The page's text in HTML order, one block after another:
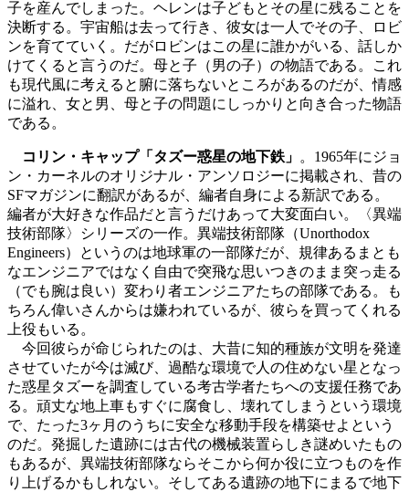
子を産んでしまった。ヘレンは子どもとその星に残ることを
決断する。宇宙船は去って行き、彼女は一人でその子、ロビ
ンを育てていく。だがロビンはこの星に誰かがいる、話しか
けてくると言うのだ。母と子（男の子）の物語である。これ
も現代風に考えると腑に落ちないところがあるのだが、情感
に溢れ、女と男、母と子の問題にしっかりと向き合った物語
である。
コリン・キャップ「タズー惑星の地下鉄」 。1965年にジョ
ン・カーネルのオリジナル・アンソロジーに掲載され、昔の
SFマガジンに翻訳があるが、編者自身による新訳である。
編者が大好きな作品だと言うだけあって大変面白い。〈異端
技術部隊〉シリーズの一作。異端技術部隊（Unorthodox
Engineers）というのは地球軍の一部隊だが、規律あるまとも
なエンジニアではなく自由で突飛な思いつきのまま突っ走る
（でも腕は良い）変わり者エンジニアたちの部隊である。も
ちろん偉いさんからは嫌われているが、彼らを買ってくれる
上役もいる。
今回彼らが命じられたのは、大昔に知的種族が文明を発達
させていたが今は滅び、過酷な環境で人の住めない星となっ
た惑星タズーを調査している考古学者たちへの支援任務であ
る。頑丈な地上車もすぐに腐食し、壊れてしまうという環境
で、たった3ヶ月のうちに安全な移動手段を構築せよという
のだ。発掘した遺跡には古代の機械装置らしき謎めいたもの
もあるが、異端技術部隊ならそこから何か役に立つものを作
り上げるかもしれない。そしてある遺跡の地下にまるで地下